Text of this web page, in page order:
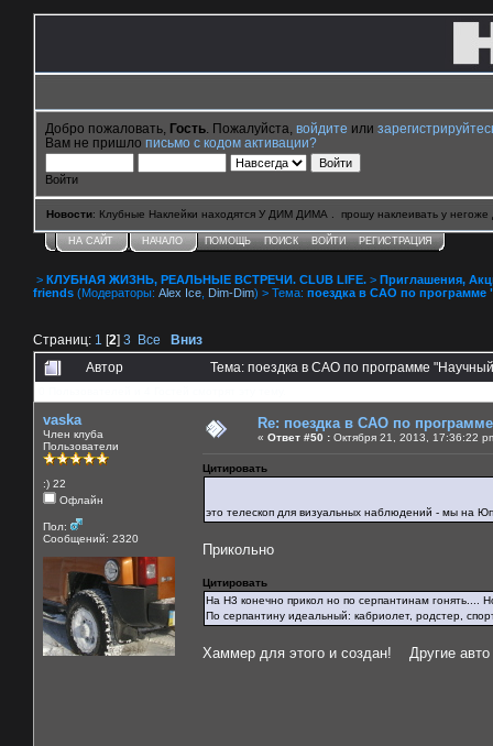
Добро пожаловать, Гость . Пожалуйста, войдите или
Вам не пришло письмо с кодом активации?
Войти
Новости: Клубные Наклейки находятся У ДИМ ДИМА . прошу наклеивать у негоже
НА САЙТ НАЧАЛО ПОМОЩЬ ПОИСК ВОЙТИ РЕГИСТРАЦИЯ
> КЛУБНАЯ ЖИЗНЬ, РЕАЛЬНЫЕ ВСТРЕЧИ. CLUB LIFE. > Приглашения,
friends (Модераторы: Alex Ice Dim-Dim) > Тема: поездка в САО по программе
Страниц: 1 [2] 3 Все
Вниз
Автор
Тема: поездка в САО по программе
vaska
Член клуба
Пользователи
:) 22
Офлайн
Пол:
Сообщений: 2320
Re: поездка в САО по
« Ответ #50 : Октября 21, 2013, 17:36:22
Цитировать
это телескоп для визуальных наблюдений - мы на
Прикольно
Цитировать
На H3 конечно прикол но по серпантинам гонять....
По серпантину идеальный: кабриолет, родстер,
Хаммер для этого и создан! Другие авто